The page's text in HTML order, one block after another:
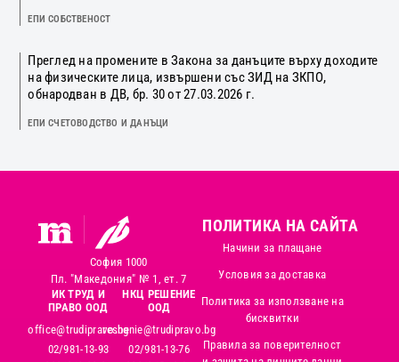
ЕПИ СОБСТВЕНОСТ
Преглед на промените в Закона за данъците върху доходите
на физическите лица, извършени със ЗИД на ЗКПО,
обнародван в ДВ, бр. 30 от 27.03.2026 г.
ЕПИ СЧЕТОВОДСТВО И ДАНЪЦИ
София 1000
Пл. "Македония" № 1, ет. 7
ИК ТРУД И
ПРАВО ООД
office@trudipravo.bg
02/981-13-93
НКЦ РЕШЕНИЕ
ООД
reshenie@trudipravo.bg
02/981-13-76
ПОЛИТИКА НА САЙТА
Начини за плащане
Условия за доставка
Политика за използване на
бисквитки
Правила за поверителност